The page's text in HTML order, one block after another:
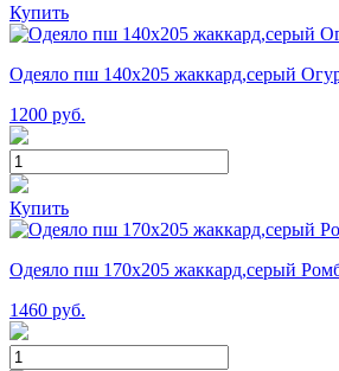
Купить
Одеяло пш 140х205 жаккард,серый
1200 руб.
Купить
Одеяло пш 170х205 жаккард,серый
1460 руб.